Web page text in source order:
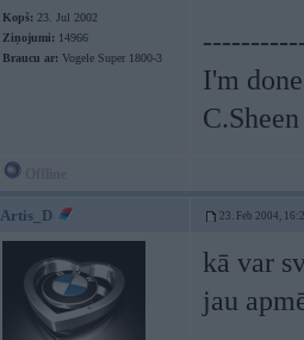
Kopš: 23. Jul 2002
Ziņojumi: 14966
Braucu ar: Vogele Super 1800-3
I'm
C.Sheen
Artis_D 23. Feb 2004,
kā var
jau